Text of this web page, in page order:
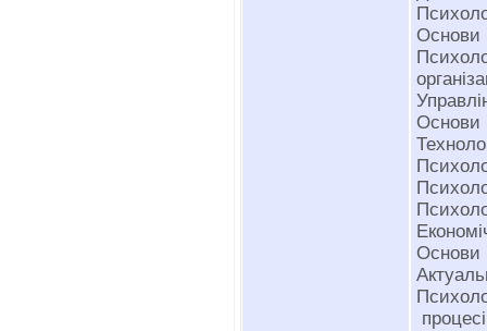
Основи
Основи
Основи